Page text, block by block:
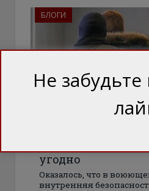
БЛОГИ
угодно
Оказалось, что в
внутренняя
Не